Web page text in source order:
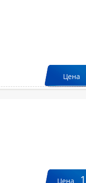
Цена
Цена